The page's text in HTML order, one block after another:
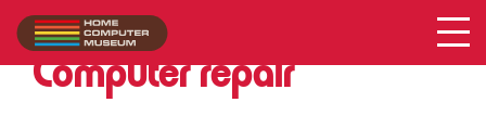
Computer repair